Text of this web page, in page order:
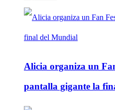
Alicia organiza un
pantalla gigante la